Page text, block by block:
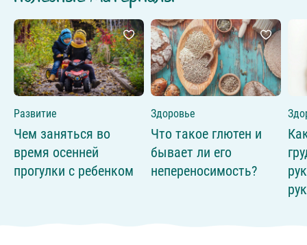
Развитие
Чем заняться во
время осенней
прогулки с ребенком
Здоровье
Что такое глютен и
бывает ли его
непереносимость?